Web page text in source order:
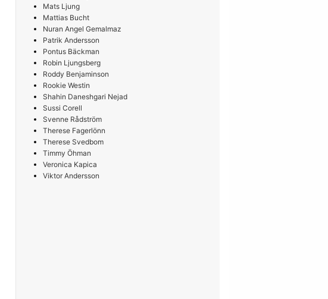
Mats Ljung
Mattias Bucht
Nuran Angel Gemalmaz
Patrik Andersson
Pontus Bäckman
Robin Ljungsberg
Roddy Benjaminson
Rookie Westin
Shahin Daneshgari Nejad
Sussi Corell
Svenne Rådström
Therese Fagerlönn
Therese Svedbom
Timmy Öhman
Veronica Kapica
Viktor Andersson